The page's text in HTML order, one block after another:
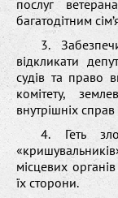
послуг
багатодітним
3.
відкликати
судів та право
комітету,
внутрішніх
4. Геть
місцевих
їх сторони.